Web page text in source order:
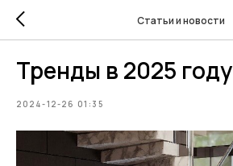
Статьи и новости
Тренды в 2025 году
2024-12-26 01:35